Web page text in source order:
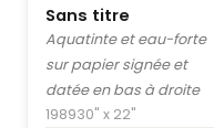
Sans titre
Aquatinte et eau-forte
sur papier signée et
datée en bas à droite
198930" x 22"